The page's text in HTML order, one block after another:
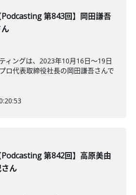
Podcasting 第843回】岡田謙吾
ん
ィングは、2023年10月16日〜19日
ロ代表取締役社長の岡田謙吾さんで
Podcasting 第842回】高原美由
ん